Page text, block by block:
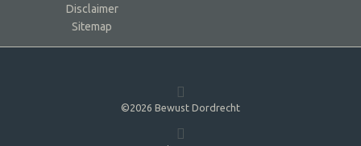
Disclaimer
Sitemap
©2026 Bewust Dordrecht